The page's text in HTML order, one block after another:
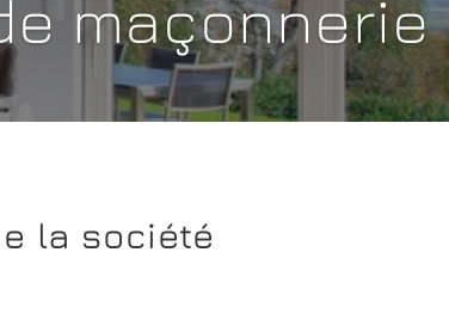
maçonnerie
la société